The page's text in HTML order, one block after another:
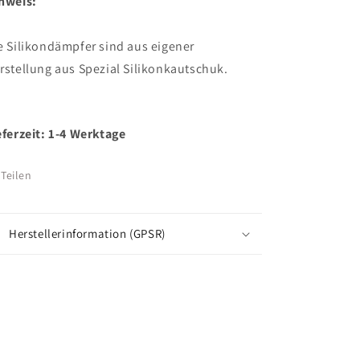
Silikondämpfer sind aus eigener
aus Spezial Silikonkautschuk.
1-4 Werktage
Teilen
Herstellerinformation (GPSR)